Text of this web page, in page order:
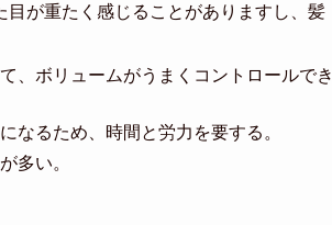
が重たく感じることがありますし、髪
、ボリュームがうまくコントロールでき
なるため、時間と労力を要する。
多い。